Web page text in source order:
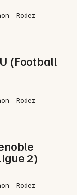
- Rodez
(Football
- Rodez
2)
- Rodez